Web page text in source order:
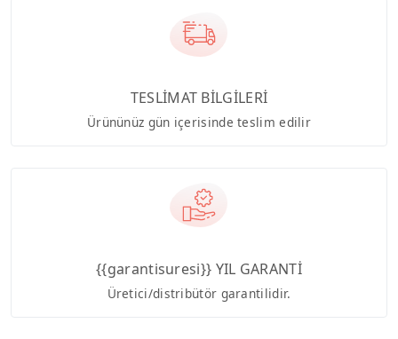
TESLİMAT BİLGİLERİ
Ürününüz gün içerisinde teslim edilir
{{garantisuresi}} YIL GARANTİ
Üretici/distribütör garantilidir.